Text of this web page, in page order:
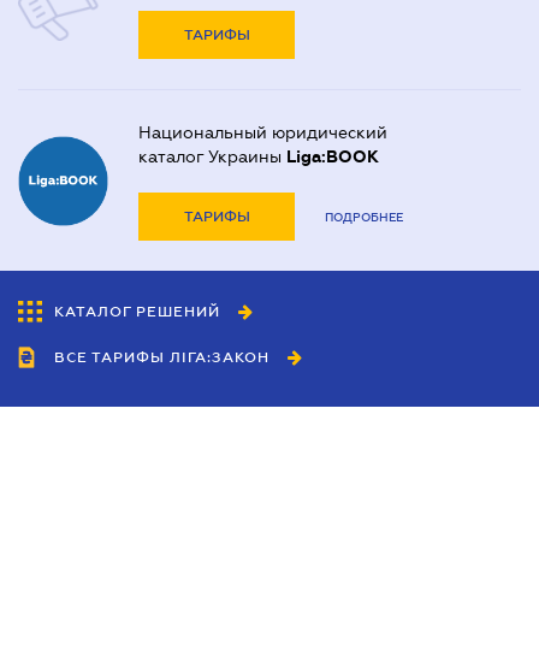
ТАРИФЫ
Национальный юридический
каталог Украины Liga:BOOK
ТАРИФЫ ПОДРОБНЕЕ
КАТАЛОГ РЕШЕНИЙ
ВСЕ ТАРИФЫ ЛІГА:ЗАКОН